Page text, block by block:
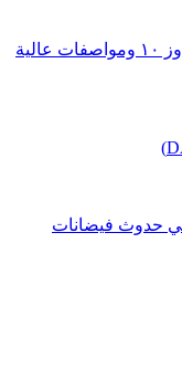
حدوث فيضانات